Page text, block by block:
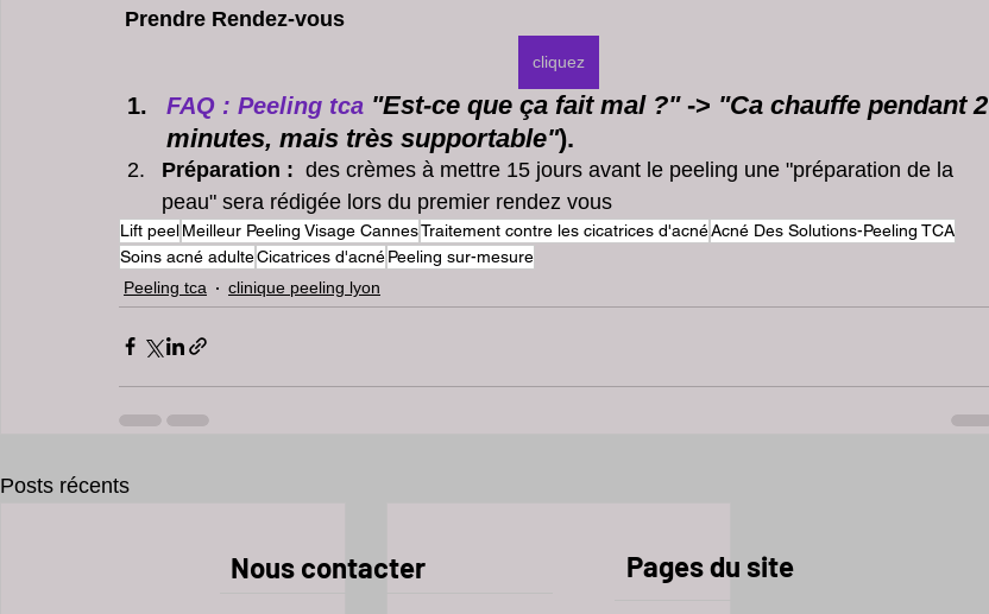
Prendre Rendez-vous
cliquez
FAQ : Peeling tca "Est-ce que ça fait mal ?" -> "Ca chauffe pendant 2
minutes, mais très supportable").
Préparation : des crèmes à mettre 15 jours avant le peeling une "préparation de la
peau" sera rédigée lors du premier rendez vous
Lift peelMeilleur Peeling Visage CannesTraitement contre les cicatrices d'acnéAcné Des Solutions-Peeling TCA
Soins acné adulteCicatrices d'acnéPeeling sur-mesure
Peeling tca
clinique peeling lyon
Posts récents
​​​Nous contacter Pages du site